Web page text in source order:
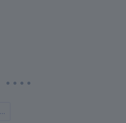
Entradas y visitas a la Acrópolis de Atenas